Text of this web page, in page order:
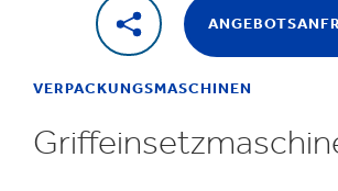
VERPACKUNGSMASCHINEN